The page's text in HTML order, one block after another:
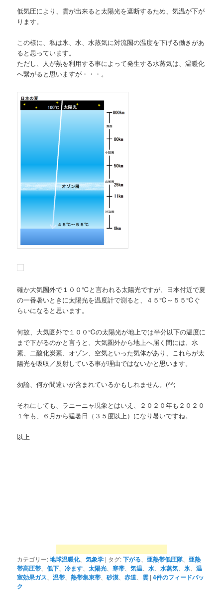
低気圧により、雲が出来ると太陽光を遮断するため、気温が下が
ります。
この様に、私は氷、水、水蒸気に対流圏の温度を下げる働きがあ
ると思っています。
ただし、人が熱を利用する事によって発生する水蒸気は、温暖化
へ繋がると思いますが・・・。
確か大気圏外で１００℃と言われる太陽光ですが、日本付近で夏
の一番暑いときに太陽光を温度計で測ると、４５℃～５５℃ぐ
らいになると思います。
何故、大気圏外で１００℃の太陽光が地上では半分以下の温度に
まで下がるのかと言うと、大気圏外から地上へ届く間には、水
素、二酸化炭素、オゾン、空気といった気体があり、これらが太
陽光を吸収／反射している事が理由ではないかと思います。
勿論、何か間違いが含まれているかもしれません。(^^;
それにしても、ラニーニャ現象とはいえ、２０２０年も２０２０
１年も、６月から猛暑日（３５度以上）になり暑いですね。
以上
カテゴリー:地球温暖化、気象学 | タグ:下がる 亜熱帯低圧隊、 亜熱
帯高圧帯 、低下 、冷ます 、太陽光 、寒帯 、気温 、水 、水蒸気 氷 、温
室効果ガス 、温帯 、熱帯集束帯 、砂漠 、赤道 雲 |4件のフィードバッ
ク